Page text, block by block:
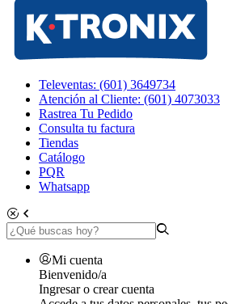
Televentas: (601) 3649734
Atención al Cliente: (601) 4073033
Rastrea Tu Pedido
Consulta tu factura
Tiendas
Catálogo
PQR
Whatsapp
Mi cuenta
Bienvenido/a
Ingresar o crear cuenta